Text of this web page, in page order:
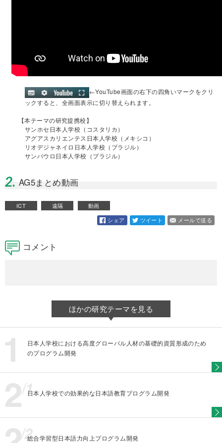
←YouTube画面の右下の四角いマークをクリ
ックすると、全画面表示に切り替えられます。
【本テーマの研究提携校】
サンホセ日本人学校（コスタリカ）
アグアスカリエンテス日本人学校（メキシコ）
リオデジャネイロ日本人学校（ブラジル）
サンパウロ日本人学校（ブラジル）
2. AG5まとめ動画
ICT 遠隔
動画
シェア
ツイート メールで送る
コメント
ほかの研究テーマを見る
日本人学校における高度グローバル人材の基礎的資質形成のため
のプログラム開発
日本人学校での効果的な日本語教育プログラム開発
総合学習型日本語力向上プログラム開発